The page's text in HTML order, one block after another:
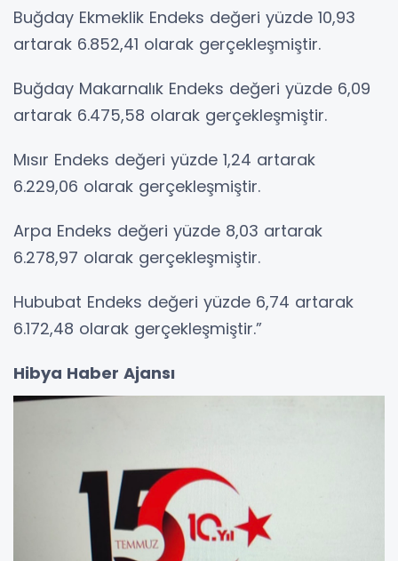
Buğday Ekmeklik Endeks değeri yüzde 10,93
artarak 6.852,41 olarak gerçekleşmiştir.
Buğday Makarnalık Endeks değeri yüzde 6,09
artarak 6.475,58 olarak gerçekleşmiştir.
Mısır Endeks değeri yüzde 1,24 artarak
6.229,06 olarak gerçekleşmiştir.
Arpa Endeks değeri yüzde 8,03 artarak
6.278,97 olarak gerçekleşmiştir.
Hububat Endeks değeri yüzde 6,74 artarak
6.172,48 olarak gerçekleşmiştir.”
Hibya Haber Ajansı